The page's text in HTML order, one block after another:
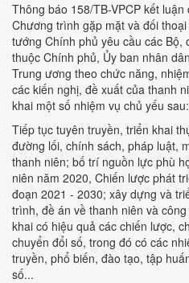
Thông báo 158/TB-VPCP kết
Chương trình gặp mặt và đối
tướng Chính phủ yêu cầu các Bộ,
thuộc Chính phủ, Ủy ban nhân
Trung ương theo chức năng,
các kiến nghị, đề xuất của thanh
khai một số nhiệm vụ chủ yếu sau:
Tiếp tục tuyên truyền, triển khai
đường lối, chính sách, pháp luật,
thanh niên; bố trí nguồn lực phù
niên năm 2020, Chiến lược phát
đoạn 2021 - 2030; xây dựng và
trình, đề án về thanh niên và
khai có hiệu quả các chiến lược,
chuyển đổi số, trong đó có các
truyền, phổ biến, đào tạo, tập
số...